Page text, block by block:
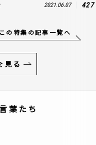
2021.06.07 427
この特集の記事一覧へ
見る
葉たち